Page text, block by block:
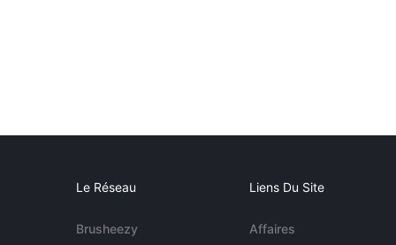
Le Réseau
Brusheezy
Liens Du Site
Affaires